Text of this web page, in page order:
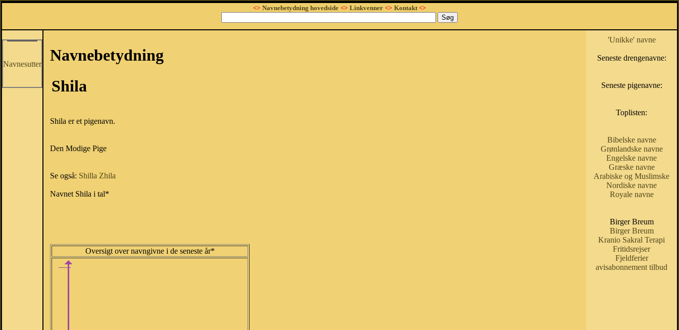
<> Navnebetydning hovedside <> Linkvenner <> Kontakt<>
Navnesutter
Navnebetydning
Shila
Shila er et pigenavn.
Den Modige Pige
Se også: Shilla Zhila
Navnet Shila i tal*
Oversigt over navngivne i de seneste år*
'Unikke' navne
Seneste drengenavne:
Seneste pigenavne:
Toplisten:
Bibelske navne
Grønlandske navne
Engelske navne
Græske navne
Arabiske og Muslimske
Nordiske navne
Royale navne
Birger Breum
Birger Breum
Kranio Sakral Terapi
Fritidsrejser
Fjeldferier
avisabonnement tilbud